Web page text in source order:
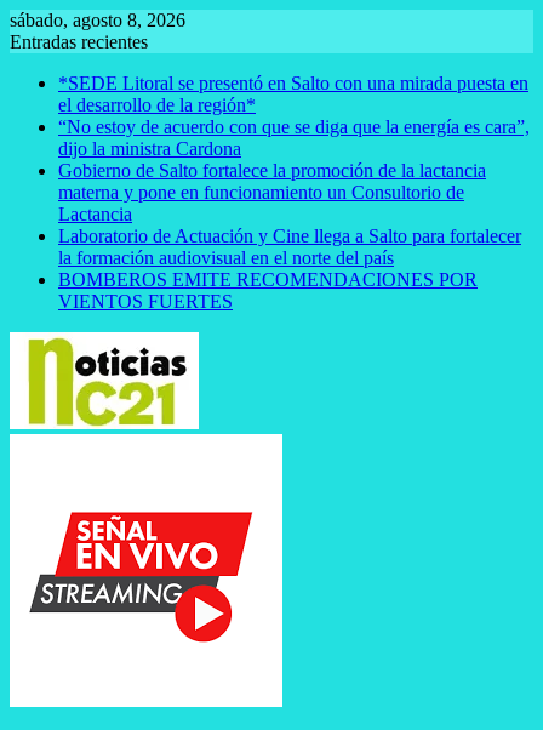
Saltar
al
sábado, agosto 8, 2026
Entradas recientes
*SEDE Litoral se presentó en Salto con una mirada puesta en
el desarrollo de la región*
“No estoy de acuerdo con que se diga que la energía es cara”,
dijo la ministra Cardona
Gobierno de Salto fortalece la promoción de la lactancia
materna y pone en funcionamiento un Consultorio de
Lactancia
Laboratorio de Actuación y Cine llega a Salto para fortalecer
la formación audiovisual en el norte del país
BOMBEROS EMITE RECOMENDACIONES POR
VIENTOS FUERTES